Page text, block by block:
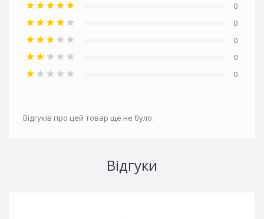
0
0
0
0
0
Відгуків про цей товар ще не було.
Відгуки